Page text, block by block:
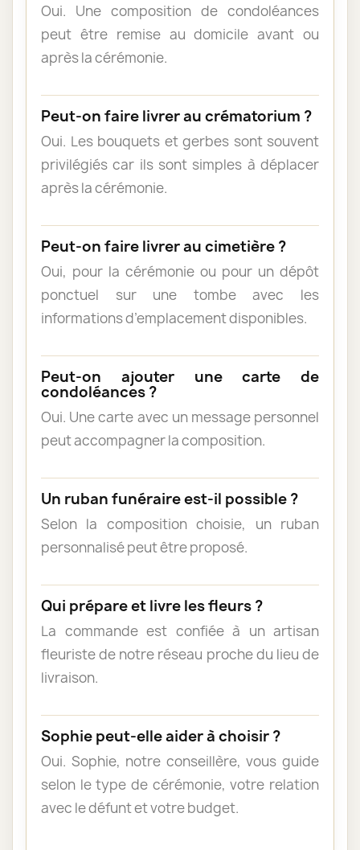
Oui. Une composition de condoléances
peut être remise au domicile avant ou
après la cérémonie.
Peut-on faire livrer au crématorium ?
Oui. Les bouquets et gerbes sont souvent
privilégiés car ils sont simples à déplacer
après la cérémonie.
Peut-on faire livrer au cimetière ?
Oui, pour la cérémonie ou pour un dépôt
ponctuel sur une tombe avec les
informations d’emplacement disponibles.
Peut-on ajouter une carte de
condoléances ?
Oui. Une carte avec un message personnel
peut accompagner la composition.
Un ruban funéraire est-il possible ?
Selon la composition choisie, un ruban
personnalisé peut être proposé.
Qui prépare et livre les fleurs ?
La commande est confiée à un artisan
fleuriste de notre réseau proche du lieu de
livraison.
Sophie peut-elle aider à choisir ?
Oui. Sophie, notre conseillère, vous guide
selon le type de cérémonie, votre relation
avec le défunt et votre budget.